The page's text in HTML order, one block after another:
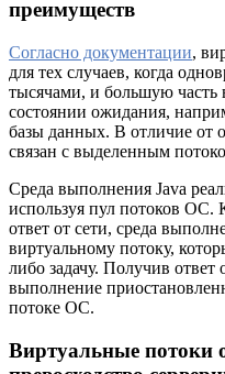
преимуществ
Согласно документации,
для тех случаев, когда
тысячами, и большую часть
состоянии ожидания,
базы данных. В отличие от
связан с выделенным
Среда выполнения Java
используя пул потоков ОС.
ответ от сети, среда
виртуальному потоку,
либо задачу. Получив ответ
выполнение
потоке ОС.
Виртуальные потоки